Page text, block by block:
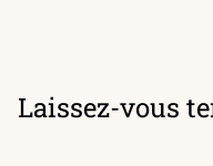
Laissez-vous